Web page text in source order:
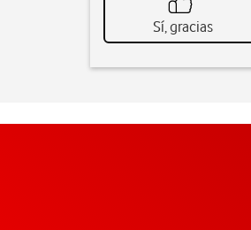
Sí, gracias